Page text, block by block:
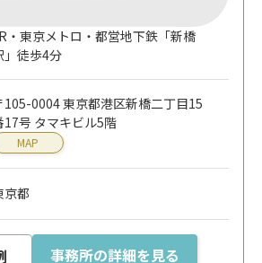
・東京メトロ・都営地下鉄「新橋
」徒歩4分
105-0004 東京都港区新橋二丁目15
17号 タマキビル5階
MAP
京都
事務所の詳細を見る